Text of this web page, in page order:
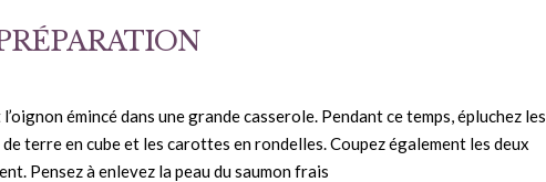
émincé dans une grande casserole. Pendant ce temps, épluchez les
terre en cube et les carottes en rondelles. Coupez également les deux
Pensez à enlevez la peau du saumon frais